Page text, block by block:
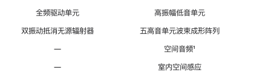
全频驱动单元
双振动抵消无源辐射器
—
—
高振幅低音单元
五高音单元波束成形阵列
空间音频脚
¹
室内空间感应